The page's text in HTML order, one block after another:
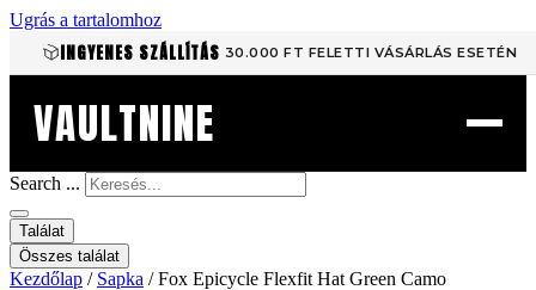
Ugrás a tartalomhoz
INGYENES SZÁLLÍTÁS 30.000 FT FELETTI VÁSÁRLÁS ESETÉN
VAULTNINE
Search ...
Találat
Összes találat
Kezdőlap / Sapka / Fox Epicycle Flexfit Hat Green Camo